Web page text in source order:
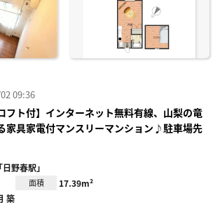
09:36
フト付】インターネット無料有線、山梨の竜
家具家電付マンスリーマンション♪駐車場先
野春駅」
面積 17.39m²
築